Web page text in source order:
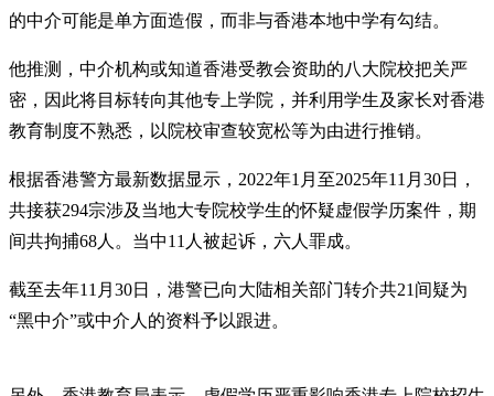
的中介可能是单方面造假，而非与香港本地中学有勾结。
他推测，中介机构或知道香港受教会资助的八大院校把关严
密，因此将目标转向其他专上学院，并利用学生及家长对香港
教育制度不熟悉，以院校审查较宽松等为由进行推销。
根据香港警方最新数据显示，2022年1月至2025年11月30日，
共接获294宗涉及当地大专院校学生的怀疑虚假学历案件，期
间共拘捕68人。当中11人被起诉，六人罪成。
截至去年11月30日，港警已向大陆相关部门转介共21间疑为
“黑中介”或中介人的资料予以跟进。